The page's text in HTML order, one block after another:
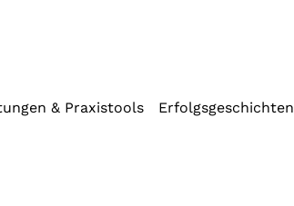
& Praxistools Erfolgsgeschichten